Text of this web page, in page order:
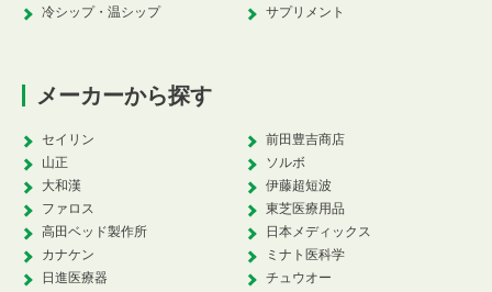
冷シップ・温シップ
サプリメント
メーカーから探す
セイリン
山正
大和漢
ファロス
高田ベッド製作所
カナケン
日進医療器
前田豊吉商店
ソルボ
伊藤超短波
東芝医療用品
日本メディックス
ミナト医科学
チュウオー